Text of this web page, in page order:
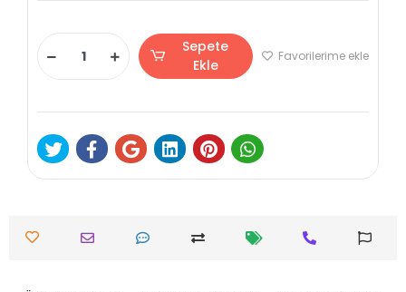
Sepete
Ekle
Favorilerime ekle